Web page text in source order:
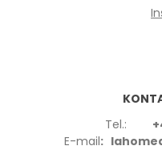
Tel.:
E-mail: